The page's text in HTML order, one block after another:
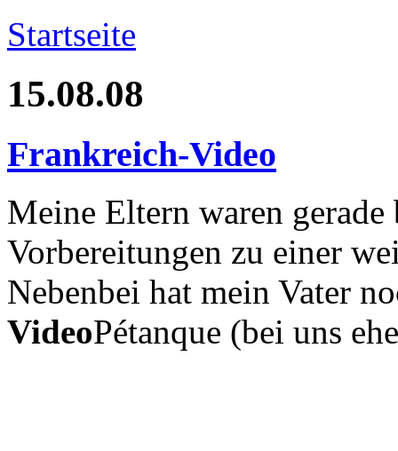
Startseite
15.08.08
Frankreich-Video
Meine Eltern waren
Vorbereitungen zu einer
Nebenbei hat mein Vater
VideoPétanque (bei uns